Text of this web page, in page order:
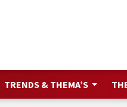
TRENDS & THEMA’S